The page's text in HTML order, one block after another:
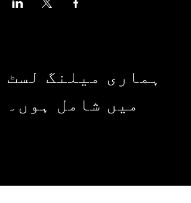
ہماری میلنگ لسٹ
میں شامل ہوں۔